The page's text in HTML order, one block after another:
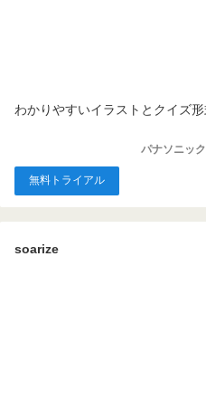
わかりやすいイラストとクイズ
パナソニッ
無料トライアル
soarize